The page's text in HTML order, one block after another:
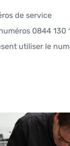
de service
0844
utiliser le